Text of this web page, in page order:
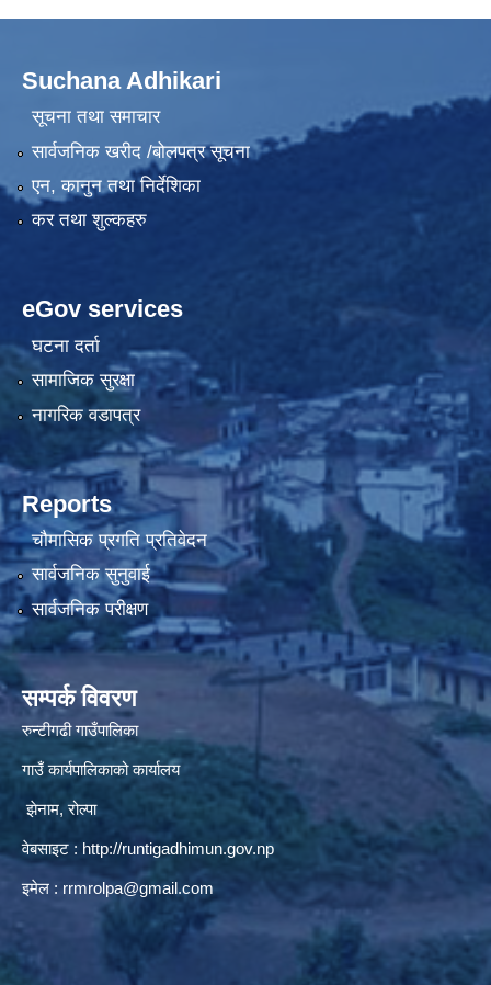
Suchana Adhikari
सूचना तथा समाचार
सार्वजनिक खरीद /बोलपत्र सूचना
एन, कानुन तथा निर्देशिका
कर तथा शुल्कहरु
eGov services
घटना दर्ता
सामाजिक सुरक्षा
नागरिक वडापत्र
Reports
चौमासिक प्रगति प्रतिवेदन
सार्वजनिक सुनुवाई
सार्वजनिक परीक्षण
सम्पर्क विवरण
रुन्टीगढी गाउँपालिका
गाउँ कार्यपालिकाको कार्यालय
झेनाम, रोल्पा
वेबसाइट : http://runtigadhimun.gov.np
इमेल : rrmrolpa@gmail.com